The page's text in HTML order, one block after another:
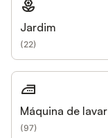
Jardim
(22)
Máquina de lavar
(97)